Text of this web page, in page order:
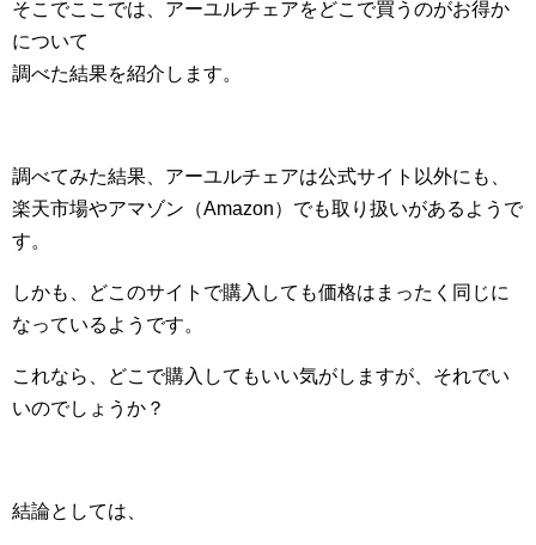
そこでここでは、アーユルチェアをどこで買うのがお得か
について
調べた結果を紹介します。
調べてみた結果、アーユルチェアは公式サイト以外にも、
楽天市場やアマゾン（Amazon）でも取り扱いがあるようで
す。
しかも、どこのサイトで購入しても価格はまったく同じに
なっているようです。
これなら、どこで購入してもいい気がしますが、それでい
いのでしょうか？
結論としては、